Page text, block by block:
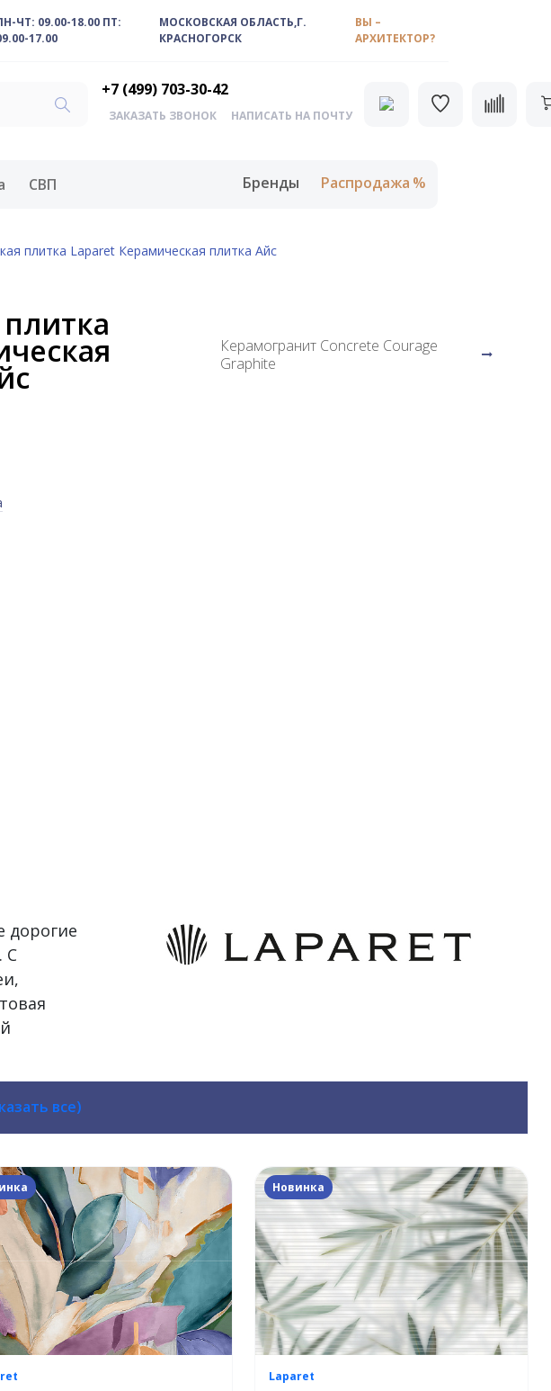
ЧТ: 09.00-18.00 ПТ:
17.00
МОСКОВСКАЯ ОБЛАСТЬ,Г.
КРАСНОГОРСК
ВЫ –
АРХИТЕКТОР?
+7 (499) 703-30-42
ЗАКАЗАТЬ ЗВОНОК НАПИСАТЬ НА ПОЧТУ
СВП Бренды Распродажа
плитка Laparet Керамическая плитка Айс
Керамогранит Concrete Courage
Graphite
дорогие
С
все)
Новинка
Laparet